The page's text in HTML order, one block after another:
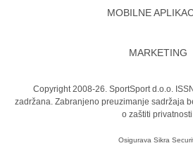
MOBILNE
MARKETING
Copyright 2008-26. SportSport d.o.o.
zadržana. Zabranjeno preuzimanje sadržaja
o zaštiti
Osigurava Sikra